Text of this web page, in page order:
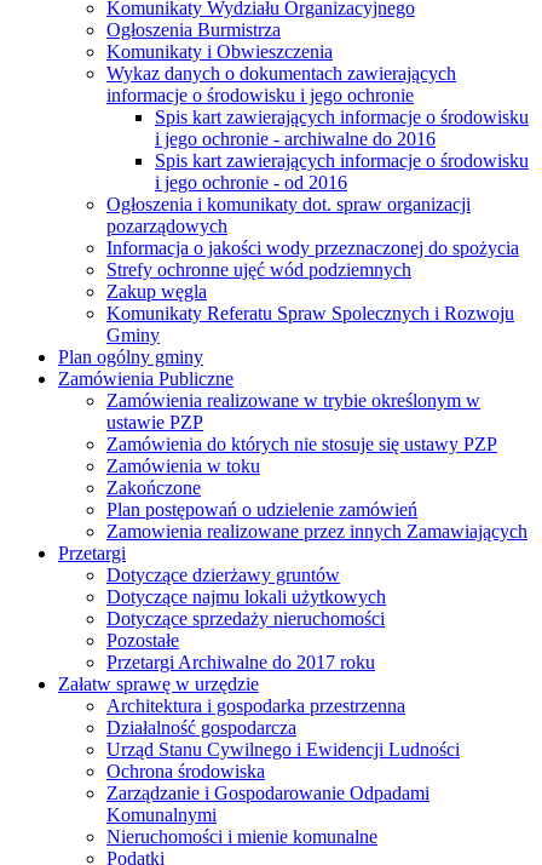
Komunikaty Wydziału Organizacyjnego
Ogłoszenia Burmistrza
Komunikaty i Obwieszczenia
Wykaz danych o dokumentach zawierających
informacje o środowisku i jego ochronie
Spis kart zawierających informacje o środowisku
i jego ochronie - archiwalne do 2016
Spis kart zawierających informacje o środowisku
i jego ochronie - od 2016
Ogłoszenia i komunikaty dot. spraw organizacji
pozarządowych
Informacja o jakości wody przeznaczonej do spożycia
Strefy ochronne ujęć wód podziemnych
Zakup węgla
Komunikaty Referatu Spraw Spolecznych i Rozwoju
Gminy
Plan ogólny gminy
Zamówienia Publiczne
Zamówienia realizowane w trybie określonym w
ustawie PZP
Zamówienia do których nie stosuje się ustawy PZP
Zamówienia w toku
Zakończone
Plan postępowań o udzielenie zamówień
Zamowienia realizowane przez innych Zamawiających
Przetargi
Dotyczące dzierżawy gruntów
Dotyczące najmu lokali użytkowych
Dotyczące sprzedaży nieruchomości
Pozostałe
Przetargi Archiwalne do 2017 roku
Załatw sprawę w urzędzie
Architektura i gospodarka przestrzenna
Działalność gospodarcza
Urząd Stanu Cywilnego i Ewidencji Ludności
Ochrona środowiska
Zarządzanie i Gospodarowanie Odpadami
Komunalnymi
Nieruchomości i mienie komunalne
Podatki